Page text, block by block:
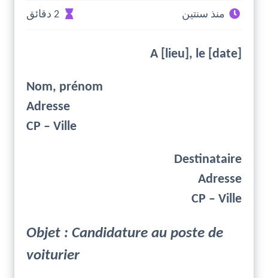
منذ سنتين 2 دقائق
A [lieu], le [date]
Nom, prénom
Adresse
CP – Ville
Destinataire
Adresse
CP – Ville
Objet : Candidature au poste de
voiturier